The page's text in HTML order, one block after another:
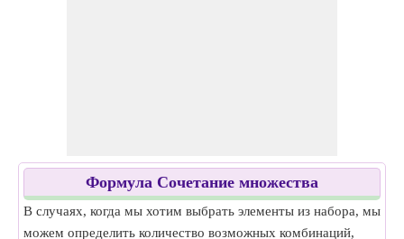
Формула Сочетание множества
В случаях, когда мы хотим выбрать элементы из набора, мы
можем определить количество возможных комбинаций,